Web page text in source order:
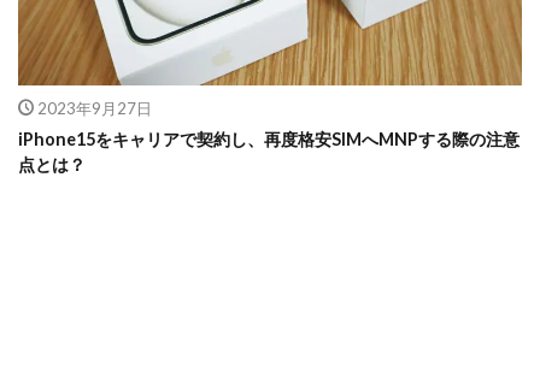
2023年9月27日
iPhone15をキャリアで契約し、再度格安SIMへMNPする際の注意
点とは？